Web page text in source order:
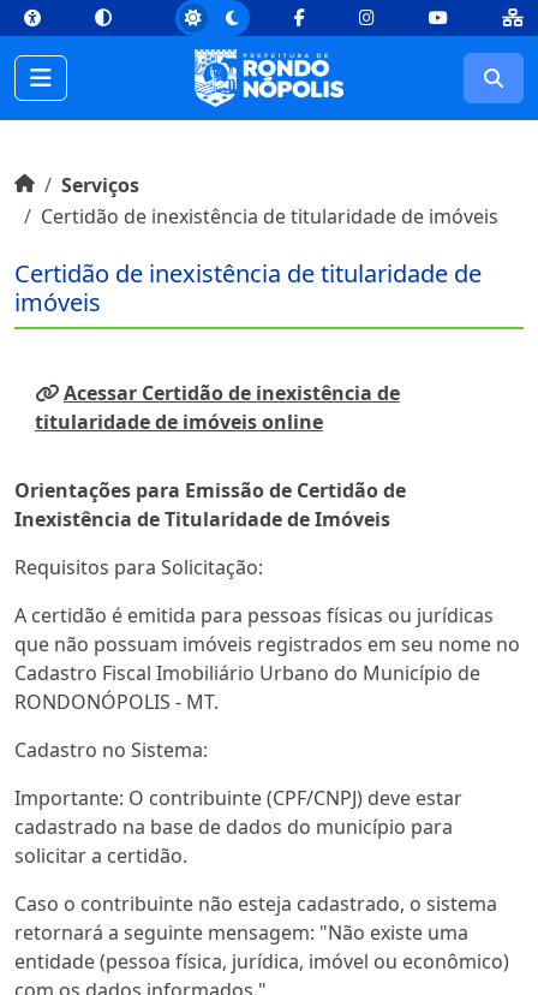
topConteúdo [1] Menu Principal [2] Busca [3] Rodapé [4]
FacebookInstagramYoutube
Início do conteúdo
InícioServiços
Certidão de inexistência de titularidade de imóveis
Certidão de inexistência de titularidade de
imóveis
Acessar Certidão de inexistência de
titularidade de imóveis online
Orientações para Emissão de Certidão de
Inexistência de Titularidade de Imóveis
Requisitos para Solicitação:
A certidão é emitida para pessoas físicas ou jurídicas
que não possuam imóveis registrados em seu nome no
Cadastro Fiscal Imobiliário Urbano do Município de
RONDONÓPOLIS - MT.
Cadastro no Sistema:
Importante: O contribuinte (CPF/CNPJ) deve estar
cadastrado na base de dados do município para
solicitar a certidão.
Caso o contribuinte não esteja cadastrado, o sistema
retornará a seguinte mensagem: "Não existe uma
entidade (pessoa física, jurídica, imóvel ou econômico)